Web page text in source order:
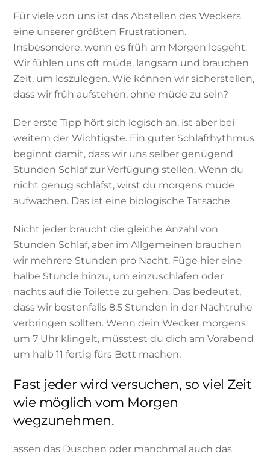
Für viele von uns ist das Abstellen des Weckers
eine unserer größten Frustrationen.
Insbesondere, wenn es früh am Morgen losgeht.
Wir fühlen uns oft müde, langsam und brauchen
Zeit, um loszulegen. Wie können wir sicherstellen,
dass wir früh aufstehen, ohne müde zu sein?
Der erste Tipp hört sich logisch an, ist aber bei
weitem der Wichtigste. Ein guter Schlafrhythmus
beginnt damit, dass wir uns selber genügend
Stunden Schlaf zur Verfügung stellen. Wenn du
nicht genug schläfst, wirst du morgens müde
aufwachen. Das ist eine biologische Tatsache.
Nicht jeder braucht die gleiche Anzahl von
Stunden Schlaf, aber im Allgemeinen brauchen
wir mehrere Stunden pro Nacht. Füge hier eine
halbe Stunde hinzu, um einzuschlafen oder
nachts auf die Toilette zu gehen. Das bedeutet,
dass wir bestenfalls 8,5 Stunden in der Nachtruhe
verbringen sollten. Wenn dein Wecker morgens
um 7 Uhr klingelt, müsstest du dich am Vorabend
um halb 11 fertig fürs Bett machen.
Fast jeder wird versuchen, so viel Zeit
wie möglich vom Morgen
wegzunehmen.
assen das Duschen oder manchmal auch das